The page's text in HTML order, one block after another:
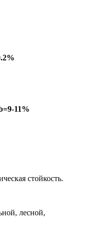
11%
стойкость.
лесной,